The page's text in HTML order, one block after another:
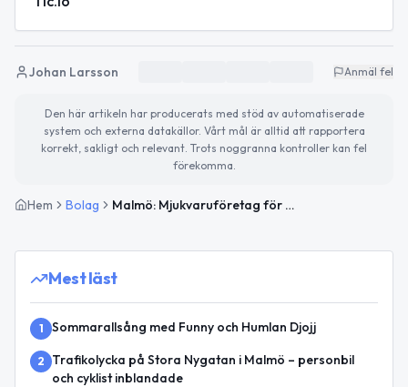
Johan Larsson Anmäl fel
Den här artikeln har producerats med stöd av automatiserade
system och externa datakällor. Vårt mål är alltid att rapportera
korrekt, sakligt och relevant. Trots noggranna kontroller kan fel
förekomma.
Hem Bolag Malmö: Mjukvaruföretag för affärsprocesser i konkurs
Mest läst
1 Sommarallsång med Funny och Humlan Djojj
2
Trafikolycka på Stora Nygatan i Malmö – personbil
och cyklist inblandade